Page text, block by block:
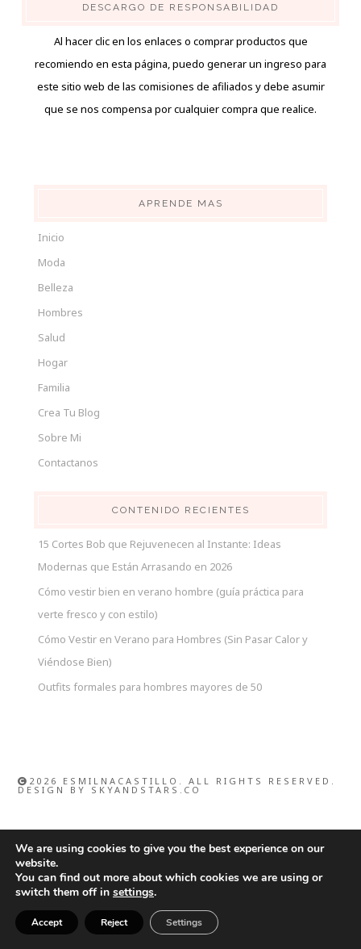
DESCARGO DE RESPONSABILIDAD
Al hacer clic en los enlaces o comprar productos que
recomiendo en esta página, puedo generar un ingreso para
este sitio web de las comisiones de afiliados y debe asumir
que se nos compensa por cualquier compra que realice.
APRENDE MAS
Inicio
Moda
Belleza
Hombres
Salud
Hogar
Familia
Crea Tu Blog
Sobre Mi
Contactanos
CONTENIDO RECIENTES
15 Cortes Bob que Rejuvenecen al Instante: Ideas
Modernas que Están Arrasando en 2026
Cómo vestir bien en verano hombre (guía práctica para
verte fresco y con estilo)
Cómo Vestir en Verano para Hombres (Sin Pasar Calor y
Viéndose Bien)
Outfits formales para hombres mayores de 50
2026 ESMILNACASTILLO. ALL RIGHTS RESERVED.
DESIGN BY SKYANDSTARS.CO
We are using cookies to give you the best experience on our
website.
You can find out more about which cookies we are using or
switch them off in settings.
Accept Reject Settings